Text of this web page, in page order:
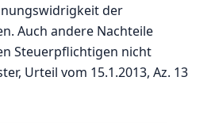
der
Auch andere Nachteile
Steuerpflichtigen nicht
Urteil vom 15.1.2013, Az. 13